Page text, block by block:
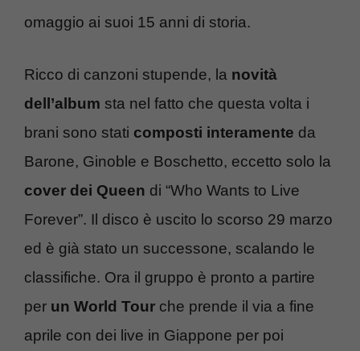
omaggio ai suoi 15 anni di storia.
Ricco di canzoni stupende, la novità
dell’album sta nel fatto che questa volta i
brani sono stati composti interamente da
Barone, Ginoble e Boschetto, eccetto solo la
cover dei Queen di “Who Wants to Live
Forever”. Il disco è uscito lo scorso 29 marzo
ed è già stato un successone, scalando le
classifiche. Ora il gruppo è pronto a partire
per un World Tour che prende il via a fine
aprile con dei live in Giappone per poi